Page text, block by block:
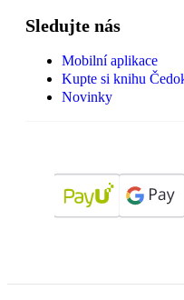
Sledujte nás
Mobilní aplikace
Kupte si knihu
Novinky